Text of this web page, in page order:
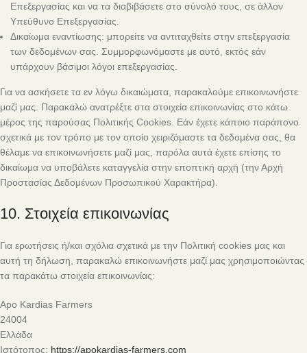
Επεξεργασίας και να τα διαβιβάσετε στο σύνολό τους, σε άλλον
Υπεύθυνο Επεξεργασίας.
Δικαίωμα εναντίωσης: μπορείτε να αντιταχθείτε στην επεξεργασία
των δεδομένων σας. Συμμορφωνόμαστε με αυτό, εκτός εάν
υπάρχουν βάσιμοι λόγοι επεξεργασίας.
Για να ασκήσετε τα εν λόγω δικαιώματα, παρακαλούμε επικοινωνήστε
μαζί μας. Παρακαλώ ανατρέξτε στα στοιχεία επικοινωνίας στο κάτω
μέρος της παρούσας Πολιτικής Cookies. Εάν έχετε κάποιο παράπονο
σχετικά με τον τρόπο με τον οποίο χειριζόμαστε τα δεδομένα σας, θα
θέλαμε να επικοινωνήσετε μαζί μας, παρόλα αυτά έχετε επίσης το
δικαίωμα να υποβάλετε καταγγελία στην εποπτική αρχή (την Αρχή
Προστασίας Δεδομένων Προσωπικού Χαρακτήρα).
10. Στοιχεία επικοινωνίας
Για ερωτήσεις ή/και σχόλια σχετικά με την Πολιτική cookies μας και
αυτή τη δήλωση, παρακαλώ επικοινωνήστε μαζί μας χρησιμοποιώντας
τα παρακάτω στοιχεία επικοινωνίας:
Apo Kardias Farmers
24004
Ελλάδα
Ιστότοπος: https://apokardias-farmers.com